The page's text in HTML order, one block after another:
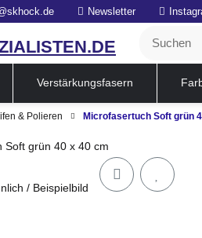
Newsletter
Verstärkungsfasern
& Polieren Microfasertuch Soft grün
/ Beispielbild